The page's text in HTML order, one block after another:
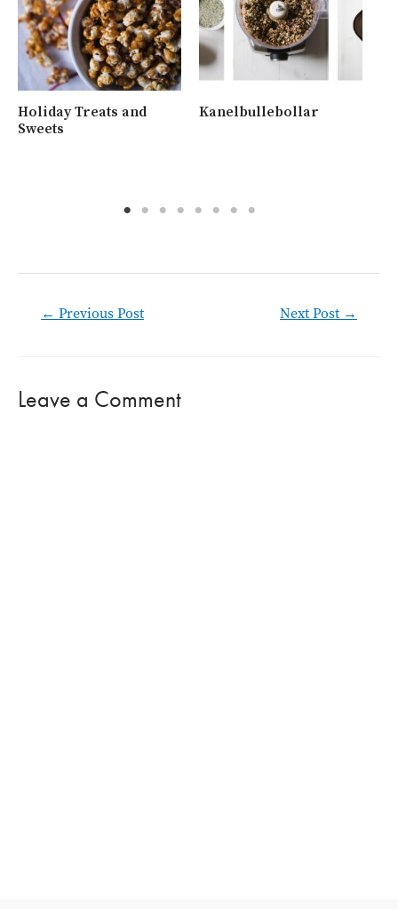
Holiday Treats and
Sweets
Kanelbullebollar
← Previous Post Next Post →
Leave a Comment